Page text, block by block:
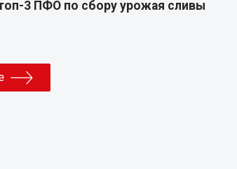
3 ПФО по сбору урожая сливы